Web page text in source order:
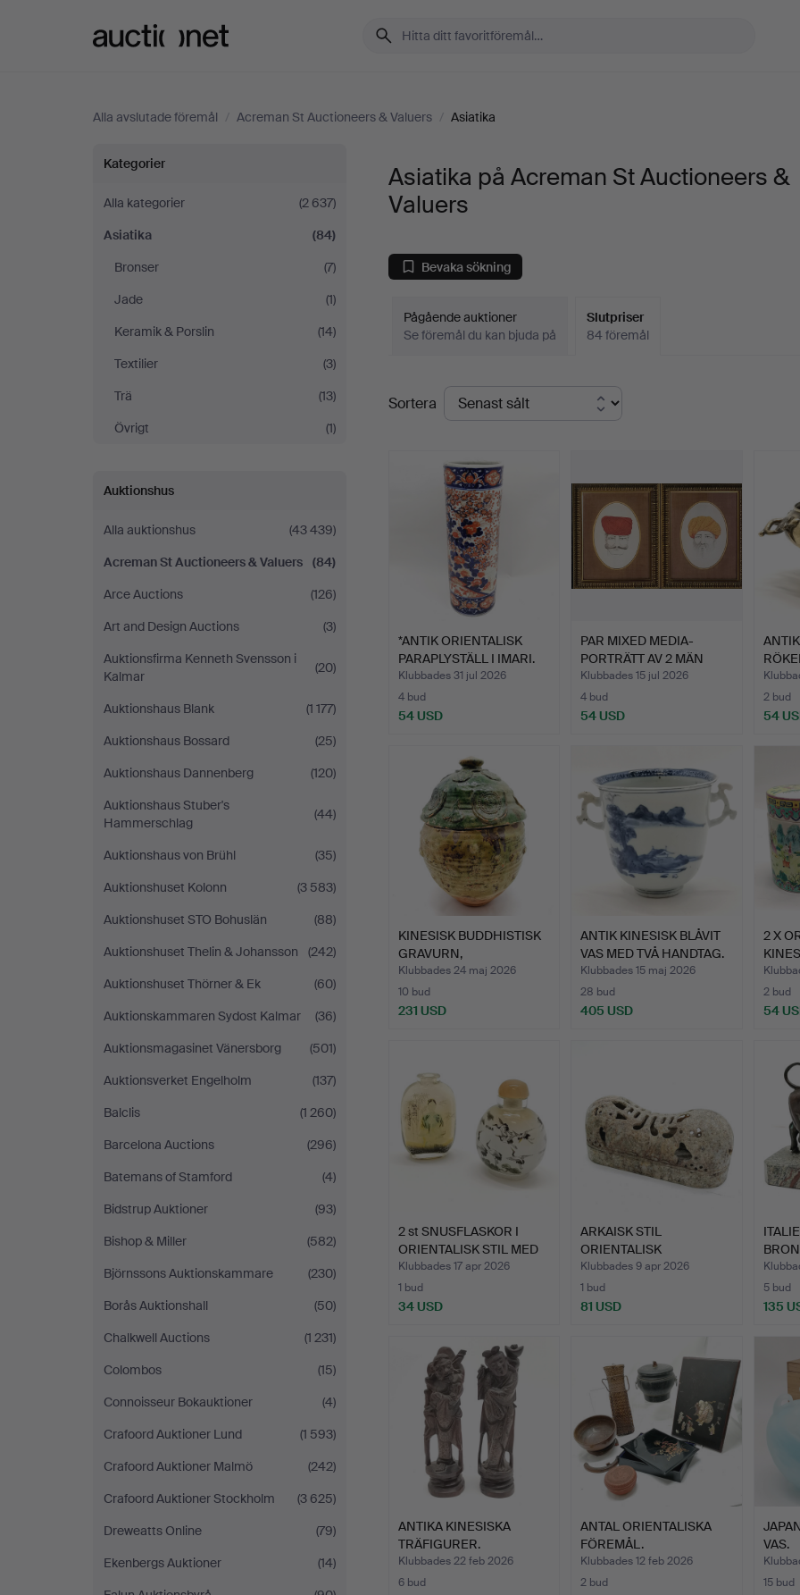
Alla avslutade föremål / Acreman St Auctioneers & Valuers / Asiatika
Asiatika
på
Acreman
St
Auctioneers
Valuers
Kategorier
Alla kategorier
(2 637)
Asiatika
(84)
Bronser
(7)
Jade
(1)
Keramik & Porslin
(14)
Textilier
(3)
Trä
(13)
Övrigt
(1)
Auktionshus
Alla auktionshus
(43 439)
Acreman St Auctioneers & Valuers
(84)
Arce Auctions
(126)
Art and Design Auctions
(3)
Auktionsfirma Kenneth Svensson i
Kalmar
(20)
Auktionshaus Blank
(1 177)
Auktionshaus Bossard
(25)
Auktionshaus Dannenberg
(120)
Auktionshaus Stuber's
Hammerschlag
(44)
Auktionshaus von Brühl
(35)
Auktionshuset Kolonn
(3 583)
Auktionshuset STO Bohuslän
(88)
Auktionshuset Thelin & Johansson
(242)
Auktionshuset Thörner & Ek
(60)
Auktionskammaren Sydost Kalmar
(36)
Auktionsmagasinet Vänersborg
(501)
Auktionsverket Engelholm
(137)
Balclis
(1 260)
Barcelona Auctions
(296)
Batemans of Stamford
(4)
Bidstrup Auktioner
(93)
Bishop & Miller
(582)
Björnssons Auktionskammare
(230)
Borås Auktionshall
(50)
Chalkwell Auctions
(1 231)
Colombos
(15)
Connoisseur Bokauktioner
(4)
Crafoord Auktioner Lund
(1 593)
Crafoord Auktioner Malmö
(242)
Crafoord Auktioner Stockholm
(3 625)
Dreweatts Online
(79)
Ekenbergs Auktioner
(14)
Asiatika på Acreman St Auctioneers &
Valuers
Bevaka sökning
Pågående auktioner
Se föremål du kan bjuda på
Slutpriser
84 föremål
Slutpriser
Sortera
*ANTIK ORIENTALISK
PARAPLYSTÄLL I IMARI.
Klubbades 31 jul 2026
4 bud
54 USD
PAR MIXED MEDIA-
PORTRÄTT AV 2 MÄN
MED TRAD…
Klubbades 15 jul 2026
4 bud
54 USD
2 bud
54
KINESISK BUDDHISTISK
GRAVURN,
SONGDYNASTIN.
Klubbades 24 maj 2026
10 bud
231 USD
ANTIK KINESISK BLÅVIT
VAS MED TVÅ HANDTAG.
Klubbades 15 maj 2026
28 bud
405 USD
2 X
2 bud
54
2 st SNUSFLASKOR I
ORIENTALISK STIL MED
IN…
Klubbades 17 apr 2026
1 bud
34 USD
ARKAISK STIL
ORIENTALISK
HANDSNIDAD STENKU…
Klubbades 9 apr 2026
1 bud
81 USD
5 bud
135
ANTIKA KINESISKA
TRÄFIGURER.
Klubbades 22 feb 2026
6 bud
ANTAL ORIENTALISKA
FÖREMÅL.
Klubbades 12 feb 2026
2 bud
VAS.
15 bud